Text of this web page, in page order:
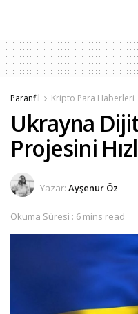
Paranfil Kripto Para Haberleri
Ukrayna
Projesini
Yazar: Ayşenur Öz
Okuma Süresi : 6 mins read